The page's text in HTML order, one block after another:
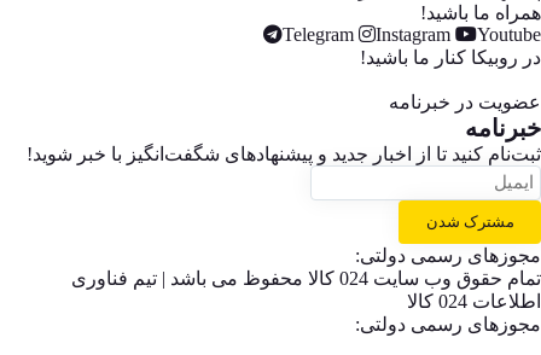
همراه ما باشید!
Youtube
Instagram
Telegram
در روبیکا کنار ما باشید!
عضویت در خبرنامه
خبر‌نامه
ثبت‌نام کنید تا از اخبار جدید و پیشنهاد‌های شگفت‌انگیز با خبر شوید!
مشترک شدن
مجوزهای رسمی دولتی:
تمام حقوق وب سایت 024 کالا محفوظ می باشد | تیم فناوری
اطلاعات 024 کالا
مجوزهای رسمی دولتی: